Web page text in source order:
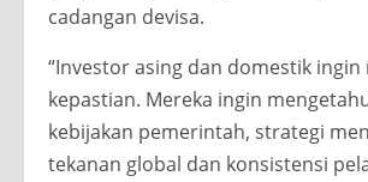
cadangan devisa.
“Investor asing dan domestik
kepastian. Mereka ingin
kebijakan pemerintah, strategi
tekanan global dan konsistensi